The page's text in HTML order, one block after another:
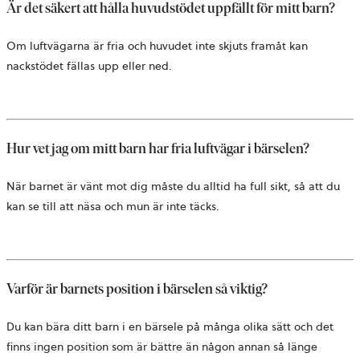
Är det säkert att hålla huvudstödet uppfällt för mitt barn?
Om luftvägarna är fria och huvudet inte skjuts framåt kan
nackstödet fällas upp eller ned.
Hur vet jag om mitt barn har fria luftvägar i bärselen?
När barnet är vänt mot dig måste du alltid ha full sikt, så att du
kan se till att näsa och mun är inte täcks.
Varför är barnets position i bärselen så viktig?
Du kan bära ditt barn i en bärsele på många olika sätt och det
finns ingen position som är bättre än någon annan så länge